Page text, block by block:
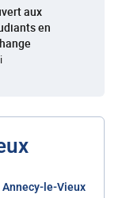
aux
en
Annecy-le-Vieux